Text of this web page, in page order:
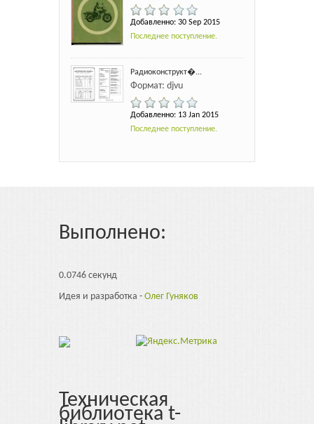
Добавленно: 30 Sep 2015
Последнее поступление.
Радиоконструкт�...
Формат: djvu
Добавленно: 13 Jan 2015
Последнее поступление.
Выполнено:
0.0746 секунд
Идея и разработка - Олег Гуняков
Техническая
библиотека t-